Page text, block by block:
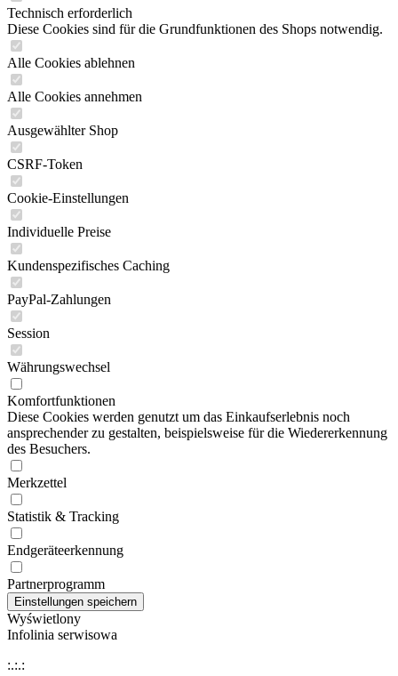
Technisch erforderlich
Diese Cookies sind für die Grundfunktionen des Shops notwendig.
Alle Cookies ablehnen
Alle Cookies annehmen
Ausgewählter Shop
CSRF-Token
Cookie-Einstellungen
Individuelle Preise
Kundenspezifisches Caching
PayPal-Zahlungen
Session
Währungswechsel
Komfortfunktionen
Diese Cookies werden genutzt um das Einkaufserlebnis noch
ansprechender zu gestalten, beispielsweise für die Wiedererkennung
des Besuchers.
Merkzettel
Statistik & Tracking
Endgeräteerkennung
Partnerprogramm
Wyświetlony
Infolinia serwisowa
:.:.: